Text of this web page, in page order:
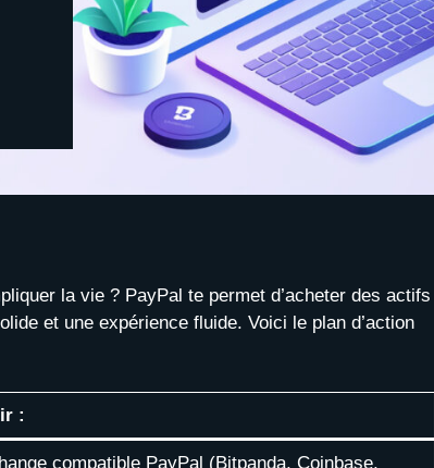
la vie ? PayPal te permet d’acheter des actifs
et une expérience fluide. Voici le plan d’action
:
compatible PayPal (Bitpanda, Coinbase,